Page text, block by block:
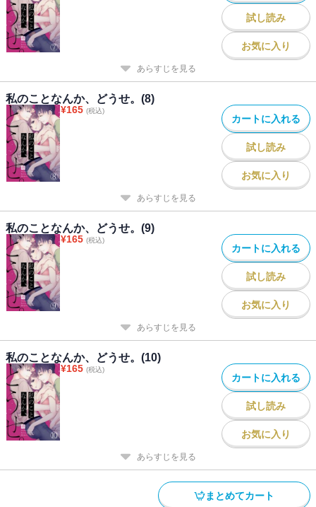
試し読み
お気に入り
あらすじを見る
私のことなんか、どうせ。(8)
¥165 (税込)
カートに入れる
試し読み
お気に入り
あらすじを見る
私のことなんか、どうせ。(9)
¥165 (税込)
カートに入れる
試し読み
お気に入り
あらすじを見る
私のことなんか、どうせ。(10)
¥165 (税込)
カートに入れる
試し読み
お気に入り
あらすじを見る
まとめてカート